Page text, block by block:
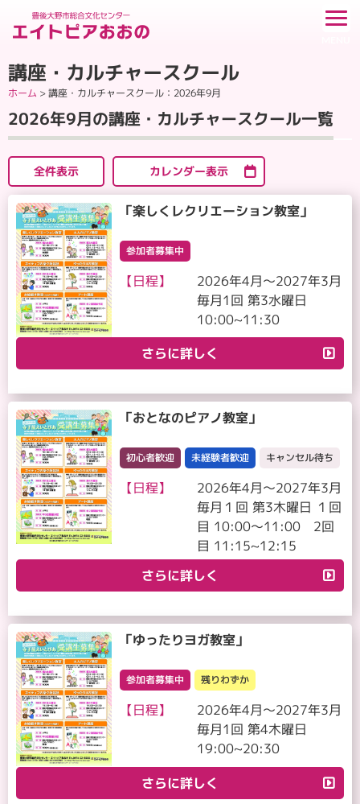
講座・カルチャースクール
ホーム >講座・カルチャースクール ：2026年9月
2026年9月の講座・カルチャースクール一覧
全件表示 カレンダー表示
「楽しくレクリエーション教室」
参加者募集中
【日程】
2026年4月～2027年3月
毎月1回 第3水曜日
10:00~11:30
さらに詳しく
「おとなのピアノ教室」
初心者歓迎 未経験者歓迎 キャンセル待ち
【日程】
2026年4月～2027年3月
毎月１回 第3木曜日 １回
目 10:00～11:00 2回
目 11:15~12:15
さらに詳しく
「ゆったりヨガ教室」
参加者募集中 残りわずか
【日程】
2026年4月～2027年3月
毎月1回 第4木曜日
19:00~20:30
さらに詳しく